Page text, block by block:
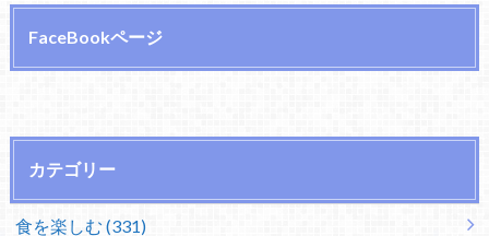
FaceBookページ
カテゴリー
食を楽しむ (331)